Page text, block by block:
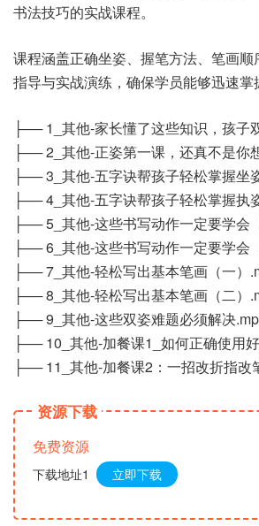
书法技巧的实战课程。
课程涵盖正确坐姿、握笔方法、笔画
指导与实战演练，确保学员能够迅速掌
├── 1_其他-家长懂了这些知识，孩子
├── 2_其他-正姿第一课，还真不是你
├── 3_其他-五字诀帮孩子轻松掌握坐
├── 4_其他-五字诀帮孩子轻松掌握执
├── 5_其他-这些书写动作一定要学会
├── 6_其他-这些书写动作一定要学会
├── 7_其他-轻松写出基本笔画（一）
├── 8_其他-轻松写出基本笔画（二）
├── 9_其他-这些双姿难题必须解决
├── 10_其他-加餐课1_如何正确使用
├── 11_其他-加餐课2：一招改折指改
资源下载
免费资源
下载地址1 立即下载